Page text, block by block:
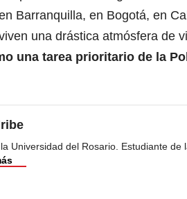
Barranquilla, en Bogotá, en
una drástica atmósfera de
una tarea prioritario de la
Universidad del Rosario. Estudiante de